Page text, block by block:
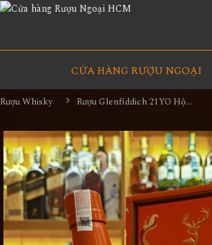
CỬA HÀNG RƯỢU NGOẠI
Rượu Whisky Rượu Glenfiddich 21YO Hộp Quà 2023